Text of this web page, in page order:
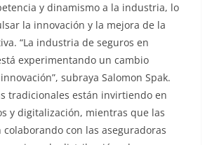
y dinamismo a la industria, lo
la innovación y la mejora de la
“La industria de seguros en
experimentando un cambio
subraya Salomon Spak.
tradicionales están invirtiendo en
y digitalización, mientras que las
con las aseguradoras